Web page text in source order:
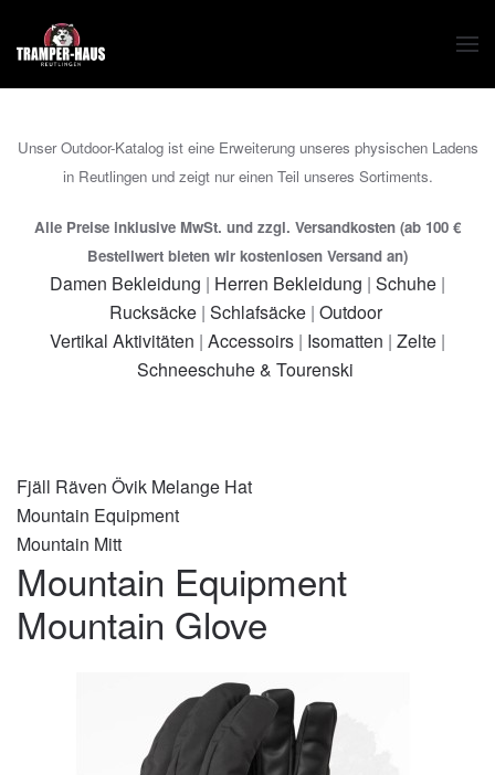
Zum Hauptinhalt springen
Unser Outdoor-Katalog ist eine Erweiterung unseres physischen Ladens
in Reutlingen und zeigt nur einen Teil unseres Sortiments.
Alle Preise inklusive MwSt. und zzgl. Versandkosten (ab 100 €
Bestellwert bieten wir kostenlosen Versand an)
Damen Bekleidung | Herren Bekleidung | Schuhe |
Rucksäcke| Schlafsäcke| Outdoor
Vertikal Aktivitäten | Accessoirs | Isomatten | Zelte |
Schneeschuhe & Tourenski
Fjäll Räven Övik Melange Hat
Mountain Equipment
Mountain Mitt
Mountain Equipment
Mountain Glove